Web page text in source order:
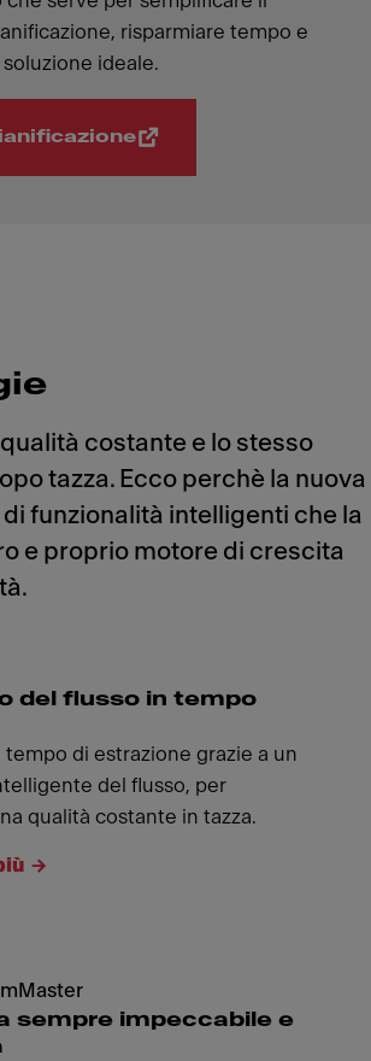
risparmiare tempo e
ideale.
costante e lo stesso
tazza. Ecco perchè la nuova
funzionalità intelligenti che la
e proprio motore di crescita
del flusso in tempo
tempo di estrazione grazie a un
del flusso, per
qualità costante in tazza.
sempre impeccabile e